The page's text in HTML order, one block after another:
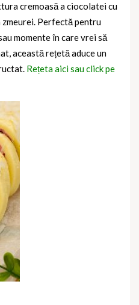
cremoasă a ciocolatei cu
Perfectă pentru
momente în care vrei să
această rețetă aduce un
Rețeta aici sau click pe